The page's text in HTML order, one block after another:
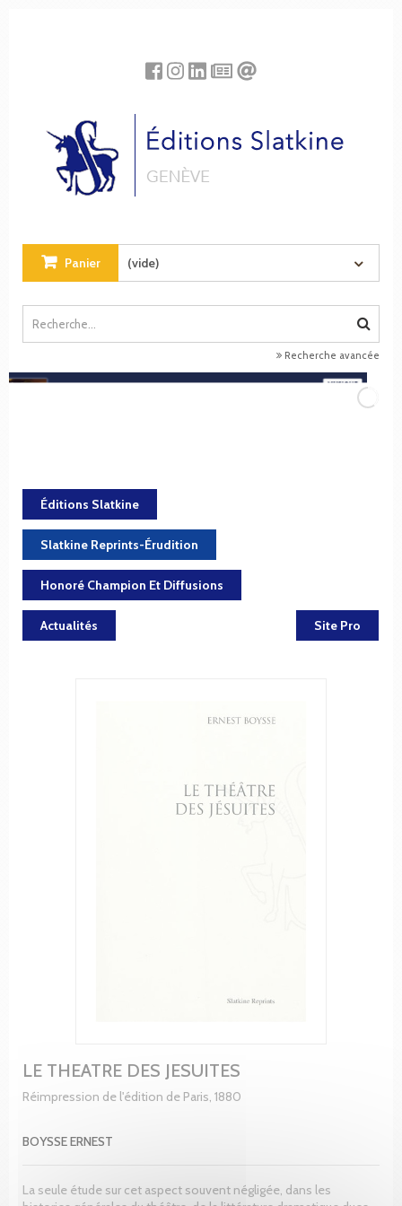
Panier (vide)
Recherche avancée
Éditions Slatkine
Slatkine Reprints-Érudition
Honoré Champion Et Diffusions
Actualités Site Pro
LE THEATRE DES JESUITES
Réimpression de l'édition de Paris, 1880
BOYSSE ERNEST
La seule étude sur cet aspect souvent négligée, dans les